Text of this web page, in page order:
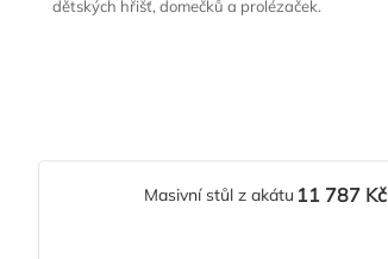
dětských hřišť, domečků a prolézaček.
Masivní stůl z akátu 11 787 Kč